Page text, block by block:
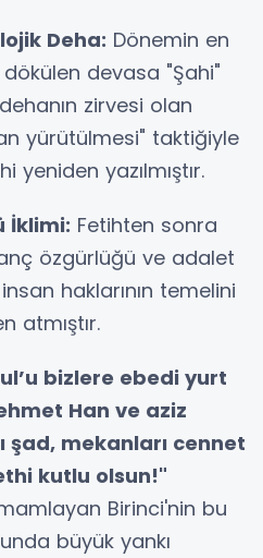
Deha: Dönemin en
devasa "Şahi"
zirvesi olan
yürütülmesi" taktiğiyle
yeniden yazılmıştır.
İklimi: Fetihten sonra
özgürlüğü ve adalet
haklarının temelini
atmıştır.
bizlere ebedi yurt
Han ve aziz
şad, mekanları cennet
kutlu olsun!"
Birinci'nin bu
büyük yankı